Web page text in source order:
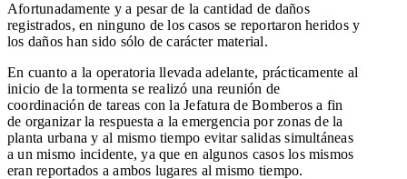
Afortunadamente y a pesar de la cantidad de daños
registrados, en ninguno de los casos se reportaron heridos y
los daños han sido sólo de carácter material.
En cuanto a la operatoria llevada adelante, prácticamente al
inicio de la tormenta se realizó una reunión de
coordinación de tareas con la Jefatura de Bomberos a fin
de organizar la respuesta a la emergencia por zonas de la
planta urbana y al mismo tiempo evitar salidas simultáneas
a un mismo incidente, ya que en algunos casos los mismos
eran reportados a ambos lugares al mismo tiempo.